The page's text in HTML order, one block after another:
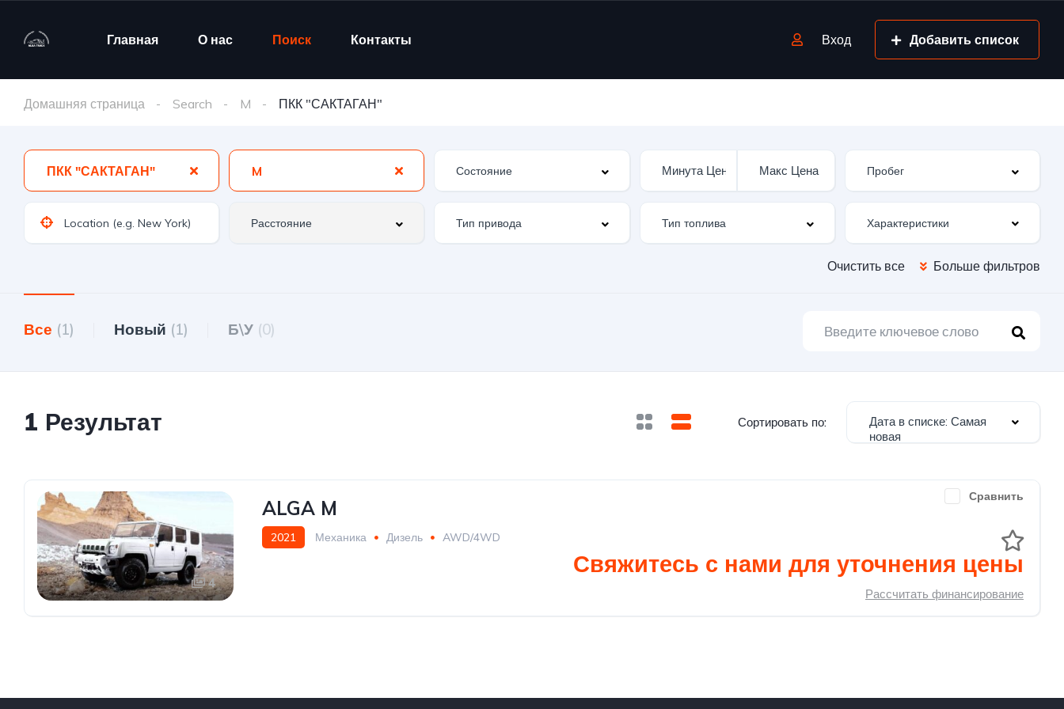
Главная О нас Поиск Контакты Вход Добавить список
Домашняя страница Search M ПКК "САКТАГАН"
ПКК "САКТАГАН" M
Характеристики
Очистить все Больше фильтров
Все (1) Новый (1) Б\У (0)
1 Результат Сортировать по:
Дата в списке: Самая
новая
4
Сравнить
ALGA M
2021 Механика Дизель AWD/4WD
Свяжитесь с нами для уточнения цены
Рассчитать финансирование